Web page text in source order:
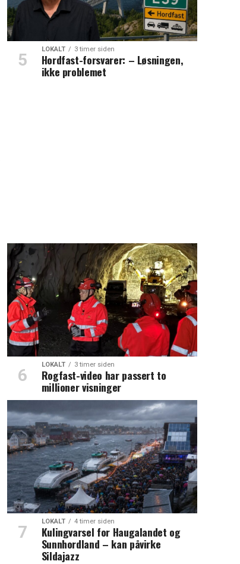
LOKALT 3 timer siden
Hordfast-forsvarer: – Løsningen,
ikke problemet
LOKALT 3 timer siden
Rogfast-video har passert to
millioner visninger
LOKALT 4 timer siden
Kulingvarsel for Haugalandet og
Sunnhordland – kan påvirke
Sildajazz